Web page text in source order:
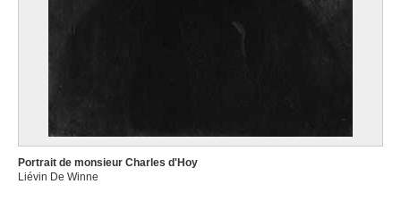
Portrait de monsieur Charles d'Hoy
Liévin De Winne